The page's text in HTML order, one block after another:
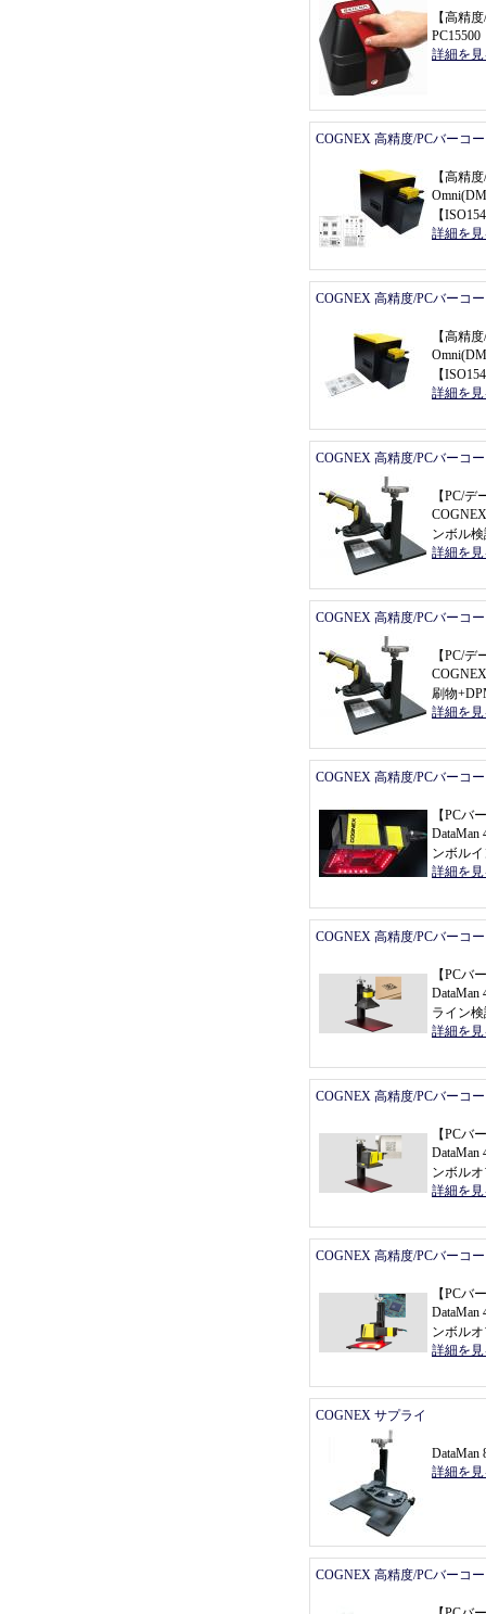
【高精
詳細を
COGNEX 高精度/PCバーコ
【高精
【
詳細を
COGNEX 高精度/PCバーコ
【高精
【
詳細を
COGNEX 高精度/PCバーコ
【PC/デ
ンボル
詳細を
COGNEX 高精度/PCバーコ
【PC/デ
刷物
詳細を
COGNEX 高精度/PCバーコ
【PCバ
DataMan
ンボル
詳細を
COGNEX 高精度/PCバーコ
【PCバ
DataMan
ライン
詳細を
COGNEX 高精度/PCバーコ
【PCバ
DataMan
ンボル
詳細を
COGNEX 高精度/PCバーコ
【PCバ
DataMan
ンボル
詳細を
COGNEX サプライ
詳細を
COGNEX 高精度/PCバーコ